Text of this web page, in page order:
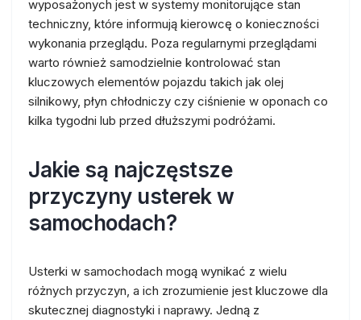
wyposażonych jest w systemy monitorujące stan
techniczny, które informują kierowcę o konieczności
wykonania przeglądu. Poza regularnymi przeglądami
warto również samodzielnie kontrolować stan
kluczowych elementów pojazdu takich jak olej
silnikowy, płyn chłodniczy czy ciśnienie w oponach co
kilka tygodni lub przed dłuższymi podróżami.
Jakie są najczęstsze
przyczyny usterek w
samochodach?
Usterki w samochodach mogą wynikać z wielu
różnych przyczyn, a ich zrozumienie jest kluczowe dla
skutecznej diagnostyki i naprawy. Jedną z